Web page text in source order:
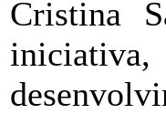
Cristina